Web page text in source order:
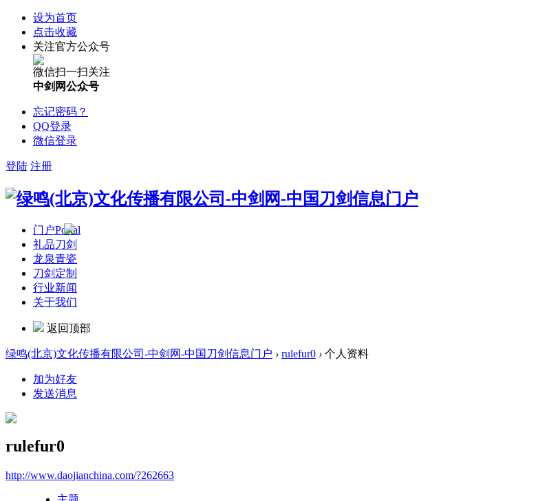
设为首页
点击收藏
关注官方公众号
微信扫一扫关注
中剑网公众号
忘记密码？
QQ登录
微信登录
登陆 注册
门户Portal
礼品刀剑
龙泉青瓷
刀剑定制
行业新闻
关于我们
返回顶部
绿鸣(北京)文化传播有限公司-中剑网-中国刀剑信息门户 › rulefur0 › 个人资料
加为好友
发送消息
rulefur0
http://www.daojianchina.com/?262663